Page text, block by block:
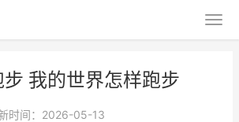
我的世界怎样跑步
时间：2026-05-13